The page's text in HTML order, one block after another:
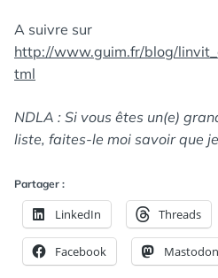
A suivre sur
http://www.guim.fr/blog/
tml
NDLA : Si vous êtes un(e)
liste, faites-le moi savoir que
Partager :
LinkedIn Threads
Facebook Mastodon